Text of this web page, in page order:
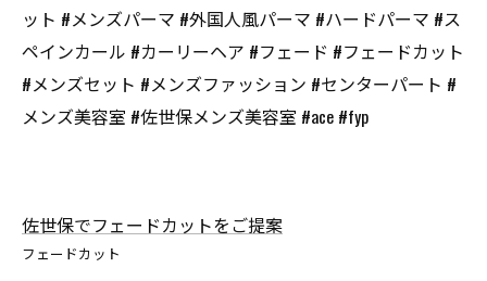
ット #メンズパーマ #外国人風パーマ #ハードパーマ #ス
ペインカール #カーリーヘア #フェード #フェードカット
#メンズセット #メンズファッション #センターパート #
メンズ美容室 #佐世保メンズ美容室 #ace #fyp
佐世保でフェードカットをご提案
フェードカット